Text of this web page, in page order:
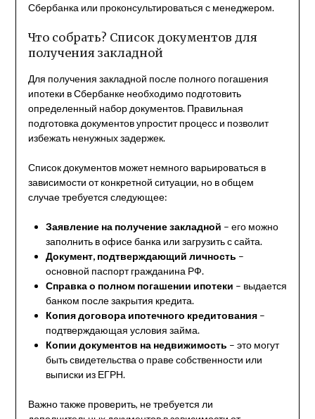
Сбербанка или проконсультироваться с менеджером.
Что собрать? Список документов для
получения закладной
Для получения закладной после полного погашения
ипотеки в Сбербанке необходимо подготовить
определенный набор документов. Правильная
подготовка документов упростит процесс и позволит
избежать ненужных задержек.
Список документов может немного варьироваться в
зависимости от конкретной ситуации, но в общем
случае требуется следующее:
Заявление на получение закладной – его можно
заполнить в офисе банка или загрузить с сайта.
Документ, подтверждающий личность –
основной паспорт гражданина РФ.
Справка о полном погашении ипотеки – выдается
банком после закрытия кредита.
Копия договора ипотечного кредитования–
подтверждающая условия займа.
Копии документов на недвижимость – это могут
быть свидетельства о праве собственности или
выписки из ЕГРН.
Важно также проверить, не требуется ли